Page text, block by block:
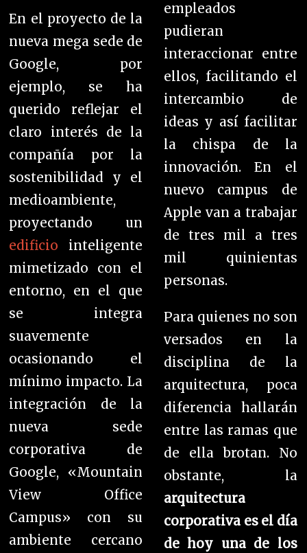
En el proyecto de la
nueva mega sede de
Google, por
ejemplo, se ha
querido reflejar el
claro interés de la
compañía por la
sostenibilidad y el
medioambiente,
proyectando un
edificio inteligente
mimetizado con el
entorno, en el que
se integra
suavemente
ocasionando el
mínimo impacto. La
integración de la
nueva sede
corporativa de
Google, «Mountain
View Office
Campus» con su
ambiente cercano
empleados
pudieran
interaccionar entre
ellos, facilitando el
intercambio de
ideas y así facilitar
la chispa de la
innovación. En el
nuevo campus de
Apple van a trabajar
de tres mil a tres
mil quinientas
personas.
Para quienes no son
versados en la
disciplina de la
arquitectura, poca
diferencia hallarán
entre las ramas que
de ella brotan. No
obstante, la
arquitectura
corporativa es el día
de hoy una de los